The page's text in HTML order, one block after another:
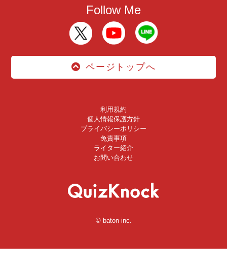
Follow Me
ページトップへ
利用規約
個人情報保護方針
プライバシーポリシー
免責事項
ライター紹介
お問い合わせ
© baton inc.